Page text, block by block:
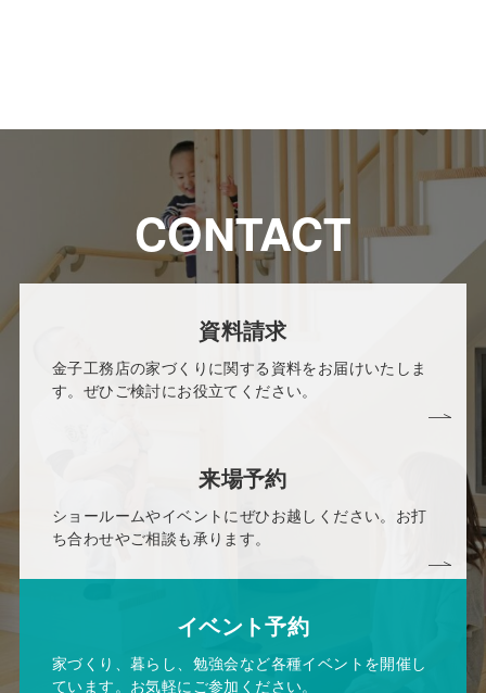
CONTACT
資料請求
金子工務店の家づくりに関する資料をお届けいたしま
す。ぜひご検討にお役立てください。
来場予約
ショールームやイベントにぜひお越しください。お打
ち合わせやご相談も承ります。
イベント予約
家づくり、暮らし、勉強会など各種イベントを開催し
ています。お気軽にご参加ください。